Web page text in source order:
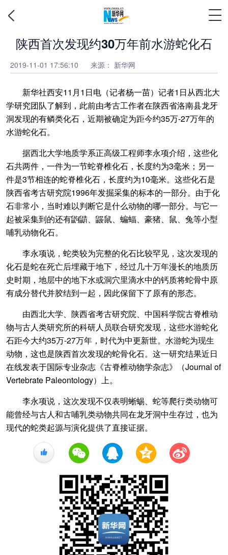
陕西首次发现约30万年前水游蛇化石
2019-11-01 17:56:10 来源： 新华网
新华社西安11月1日电（记者杨一苗）记者1日从西北大
学研究团队了解到，此前由考古工作者在陕西省洛南县龙牙
洞发现的有鳞类化石，近期被确定为距今约35万-27万年的
水游蛇化石。
据西北大学地质学系正高级工程师李永项介绍，这些化
石共两件，一件为一节蛇脊椎化石，长度约为3毫米；另一
件是3节相连的蛇脊椎化石，长度约为10毫米。这些化石是
陕西省考古研究院1996年发掘采集的标本的一部分。由于化
石非常小，当时难以判断它是什么动物的哪一部分。与它一
起被采集到的还有鼩鼱、鼹鼠、蝙蝠、豪猪、鼠、兔等小型
哺乳动物化石。
李永项说，蛇类较为完整的化石比较罕见，这次发现的
化石是蛇在死亡后埋藏于地下，经过几十万年漫长的地质历
史时期，地层中的地下水或洞穴里滴水中的钙质将蛇骨中原
有成分替代并胶结到一起，因此保留下了原有的形态。
由西北大学、陕西省考古研究院、中国科学院古脊椎动
物与古人类研究所的科研人员联合研究发现，这些水游蛇化
石距今大约35万-27万年，时代为中更新世。水游蛇为现生
动物，这也是陕西首次发现的蛇骨化石。这一研究结果近日
在线发表于国际专业杂志《古脊椎动物学杂志》（Journal of
Vertebrate Paleontology）上。
李永项说，这次发现不仅表明蜥蜴、蛇等爬行类动物可
能曾经与古人和古哺乳类动物共同在龙牙洞中生存过，也为
现代的蛇类起源与演化提供了直接证据。
+1